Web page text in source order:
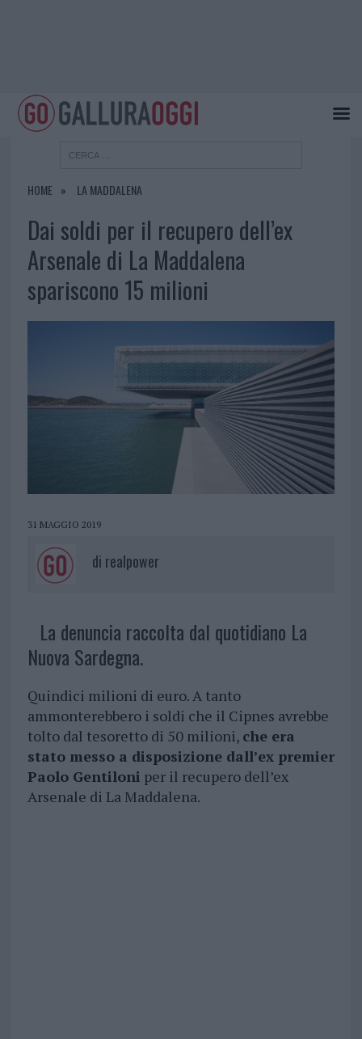
HOME LA MADDALENA
Dai soldi per il recupero dell’ex
Arsenale di La Maddalena
spariscono 15 milioni
31 MAGGIO 2019
di realpower
La denuncia raccolta dal quotidiano La
Nuova Sardegna.
Quindici milioni di euro. A tanto
ammonterebbero i soldi che il Cipnes avrebbe
tolto dal tesoretto di 50 milioni, che era
stato messo a disposizione dall’ex premier
Paolo Gentiloni per il recupero dell’ex
Arsenale di La Maddalena.